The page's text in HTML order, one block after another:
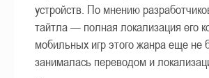
устройств. По мнению
тайтла — полная локализация его
мобильных игр этого жанра еще не
занималась переводом и